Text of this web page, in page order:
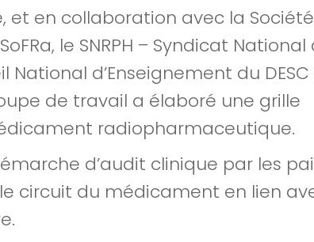
et en collaboration avec la Société
le SNRPH – Syndicat National
d’Enseignement du
de travail a élaboré une grille
radiopharmaceutique.
d’audit clinique par les
circuit du médicament en lien